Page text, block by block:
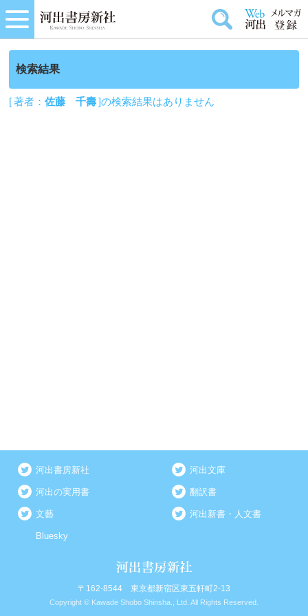
検索結果
[ 著者：佐藤 千壽]の検索結果はありません
河出書房新社 河出文庫
河出の実用書 翻訳書
文藝 河出新書・人文書
Bluesky
〒162-8544 東京都新宿区東五軒町2-13
Copyright © Kawade Shobo Shinsha., Ltd. All Rights Reserved.